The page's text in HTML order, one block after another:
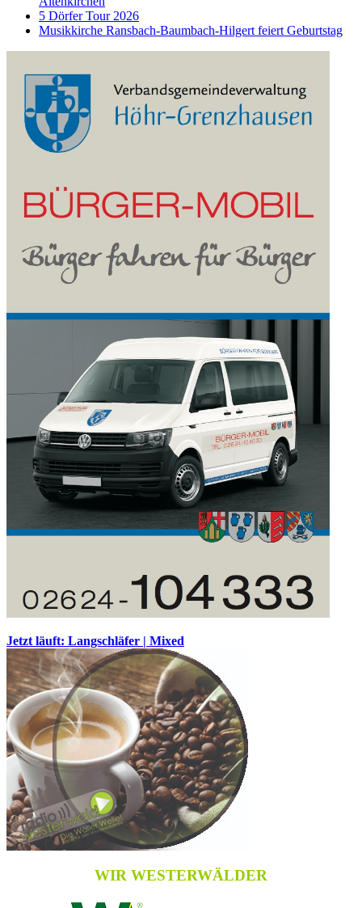
5 Dörfer Tour 2026
Musikkirche Ransbach-Baumbach-Hilgert feiert Geburtstag
Jetzt läuft: Langschläfer | Mixed
WIR WESTERWÄLDER